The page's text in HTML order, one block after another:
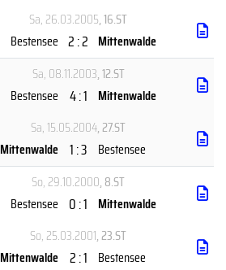
Sa, 26.03.2005, 16.ST
Bestensee 2 : 2 Mittenwalde
Sa, 08.11.2003, 12.ST
Bestensee 4 : 1 Mittenwalde
Sa, 15.05.2004, 27.ST
Mittenwalde 1 : 3 Bestensee
So, 29.10.2000, 8.ST
Bestensee 0 : 1 Mittenwalde
So, 25.03.2001, 23.ST
Mittenwalde 2 : 1 Bestensee